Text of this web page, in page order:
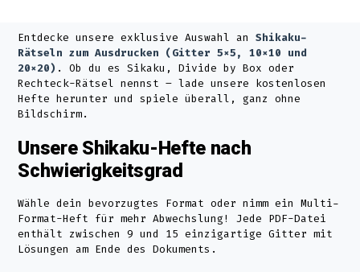
Entdecke unsere exklusive Auswahl anShikaku-
Rätseln zum Ausdrucken (Gitter 5×5, 10×10 und
20×20) . Ob du es Sikaku, Divide by Box oder
Rechteck-Rätsel nennst – lade unsere kostenlosen
Hefte herunter und spiele überall, ganz ohne
Bildschirm.
Unsere Shikaku-Hefte nach
Schwierigkeitsgrad
Wähle dein bevorzugtes Format oder nimm ein Multi-
Format-Heft für mehr Abwechslung! Jede PDF-Datei
enthält zwischen 9 und 15 einzigartige Gitter mit
Lösungen am Ende des Dokuments.